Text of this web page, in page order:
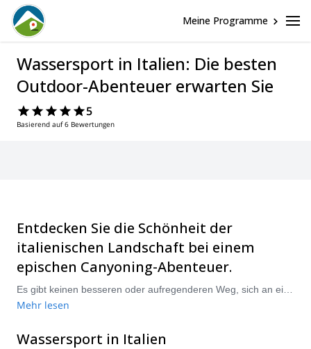
Meine Programme
Wassersport in Italien: Die besten
Outdoor-Abenteuer erwarten Sie
5
Basierend auf 6 Bewertungen
Entdecken Sie die Schönheit der
italienischen Landschaft bei einem
epischen Canyoning-Abenteuer.
Mehr lesen
Wassersport in Italien